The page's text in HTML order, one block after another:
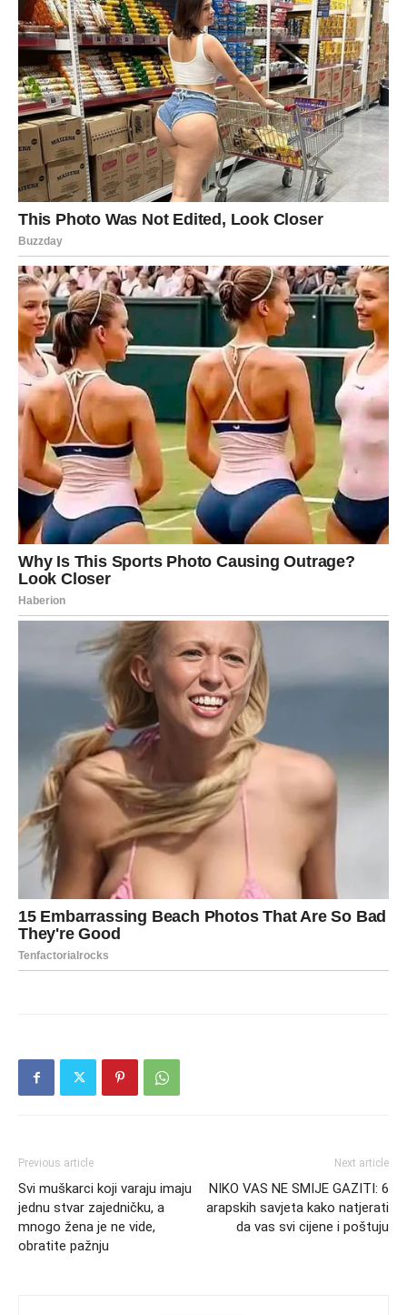
Previous article
Svi muškarci koji varaju imaju
jednu stvar zajedničku, a
mnogo žena je ne vide,
obratite pažnju
Next article
NIKO VAS NE SMIJE GAZITI: 6
arapskih savjeta kako natjerati
da vas svi cijene i poštuju